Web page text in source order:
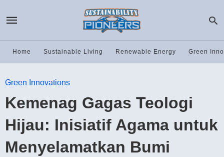
Home Sustainable Living Renewable Energy Green
Green Innovations
Kemenag Gagas Teologi
Hijau: Inisiatif Agama untuk
Menyelamatkan Bumi